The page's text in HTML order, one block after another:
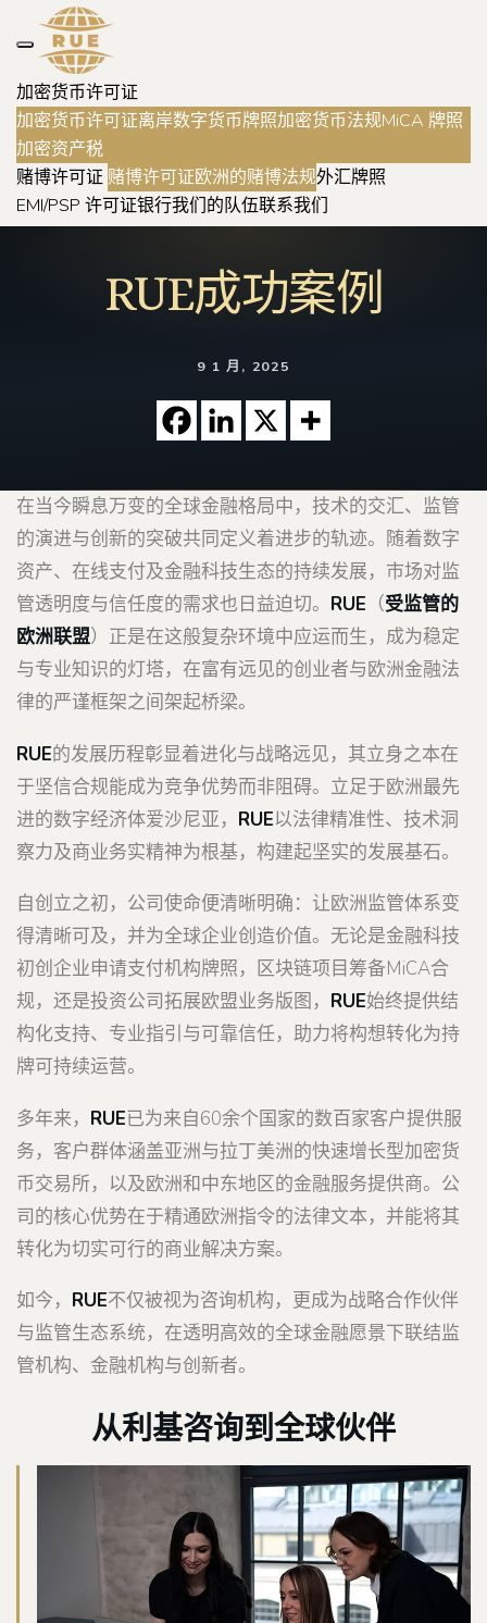
加密货币许可证
加密货币许可证离岸数字货币牌照加密货币法规MiCA 牌照
加密资产税
赌博许可证 赌博许可证欧洲的赌博法规外汇牌照
EMI/PSP 许可证银行我们的队伍联系我们
RUE成功案例
9 1 月, 2025
在当今瞬息万变的全球金融格局中，技术的交汇、监管
的演进与创新的突破共同定义着进步的轨迹。随着数字
资产、在线支付及金融科技生态的持续发展，市场对监
管透明度与信任度的需求也日益迫切。 RUE （受监管的
欧洲联盟）正是在这般复杂环境中应运而生，成为稳定
与专业知识的灯塔，在富有远见的创业者与欧洲金融法
律的严谨框架之间架起桥梁。
RUE的发展历程彰显着进化与战略远见，其立身之本在
于坚信合规能成为竞争优势而非阻碍。立足于欧洲最先
进的数字经济体爱沙尼亚， RUE以法律精准性、技术洞
察力及商业务实精神为根基，构建起坚实的发展基石。
自创立之初，公司使命便清晰明确：让欧洲监管体系变
得清晰可及，并为全球企业创造价值。无论是金融科技
初创企业申请支付机构牌照，区块链项目筹备MiCA合
规，还是投资公司拓展欧盟业务版图， RUE始终提供结
构化支持、专业指引与可靠信任，助力将构想转化为持
牌可持续运营。
多年来， RUE已为来自60余个国家的数百家客户提供服
务，客户群体涵盖亚洲与拉丁美洲的快速增长型加密货
币交易所，以及欧洲和中东地区的金融服务提供商。公
司的核心优势在于精通欧洲指令的法律文本，并能将其
转化为切实可行的商业解决方案。
如今， RUE不仅被视为咨询机构，更成为战略合作伙伴
与监管生态系统，在透明高效的全球金融愿景下联结监
管机构、金融机构与创新者。
从利基咨询到全球伙伴